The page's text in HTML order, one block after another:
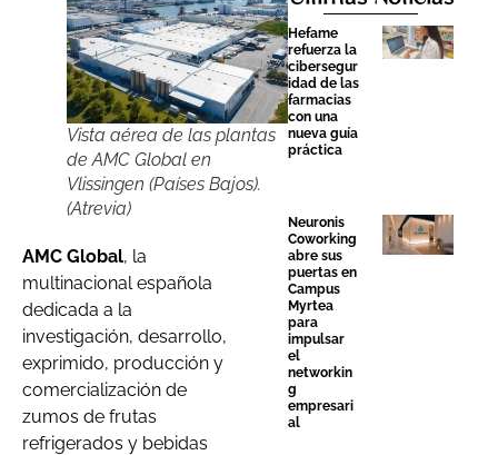
Vista aérea de las plantas
de AMC Global en
Vlissingen (Países Bajos).
(Atrevia)
AMC Global, la
multinacional española
dedicada a la
investigación, desarrollo,
exprimido, producción y
comercialización de
zumos de frutas
refrigerados y bebidas
Hefame
refuerza la
cibersegur
idad de las
farmacias
con una
nueva guía
práctica
Neuronis
Coworking
abre sus
puertas en
Campus
Myrtea
para
impulsar
el
networkin
g
empresari
al